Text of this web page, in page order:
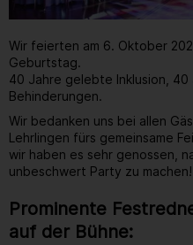
Wir feierten am 6. Oktober
Geburtstag.
40 Jahre gelebte Inklusion,
Behinderungen.
Wir bedanken uns bei allen
Lehrlingen fürs gemeinsame
wir haben es sehr genossen,
unbeschwert Party zu machen!
Prominente
auf der Bühne: